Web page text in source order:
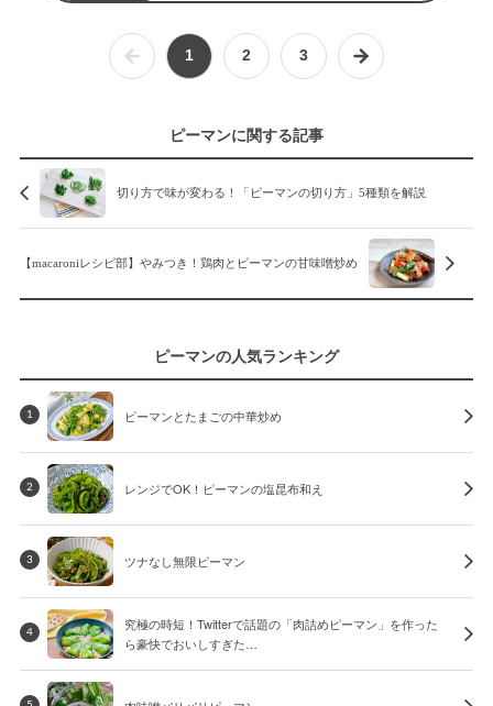
1 2 3
ピーマンに関する記事
切り方で味が変わる！「ピーマンの切り方」5種類を解説
【macaroniレシピ部】やみつき！鶏肉とピーマンの甘味噌炒め
ピーマンの人気ランキング
1 ピーマンとたまごの中華炒め
2 レンジでOK！ピーマンの塩昆布和え
3 ツナなし無限ピーマン
4
究極の時短！Twitterで話題の「肉詰めピーマン」を作った
ら豪快でおいしすぎた…